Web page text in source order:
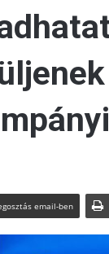
email-ben